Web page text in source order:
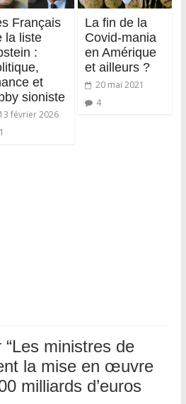
Français
la liste
:
et
sioniste
13 février 2026
1
La fin de la
Covid-mania
en Amérique
et ailleurs ?
20 mai 2021
4
Les ministres de
la mise en œuvre
milliards d’euros